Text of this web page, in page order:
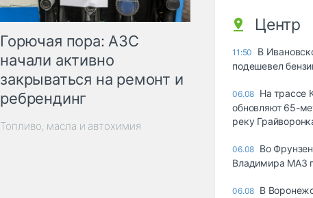
Горючая пора: АЗС
начали активно
закрываться на ремонт и
ребрендинг
Топливо, масла и автохимия
Центр
11:50
В
подешевел
06.08 На трассе
обновляют 65-
реку
06.08 Во
Владимира МАЗ
06.08 В